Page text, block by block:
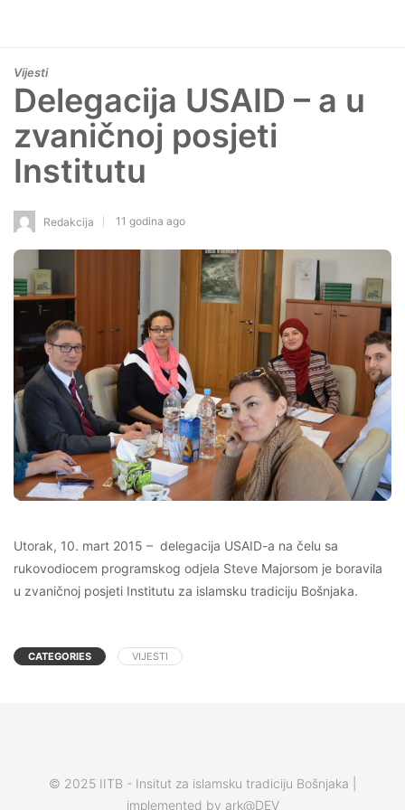
Vijesti
Delegacija USAID – a u
zvaničnoj posjeti
Institutu
Redakcija 11 godina ago
Utorak, 10. mart 2015 – delegacija USAID-a na čelu sa
rukovodiocem programskog odjela Steve Majorsom je boravila
u zvaničnoj posjeti Institutu za islamsku tradiciju Bošnjaka.
CATEGORIES VIJESTI
© 2025 IITB - Insitut za islamsku tradiciju Bošnjaka |
implemented by ark@DEV